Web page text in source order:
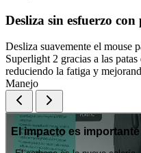
Desliza sin esfuerzo
Desliza suavemente el mouse
Superlight 2 gracias a las
reduciendo la fatiga y
Manejo
El impacto es importante